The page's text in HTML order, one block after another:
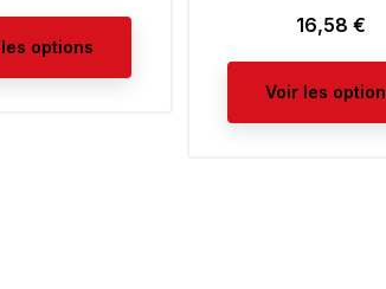
options
Prix
16,58 €
Voir les